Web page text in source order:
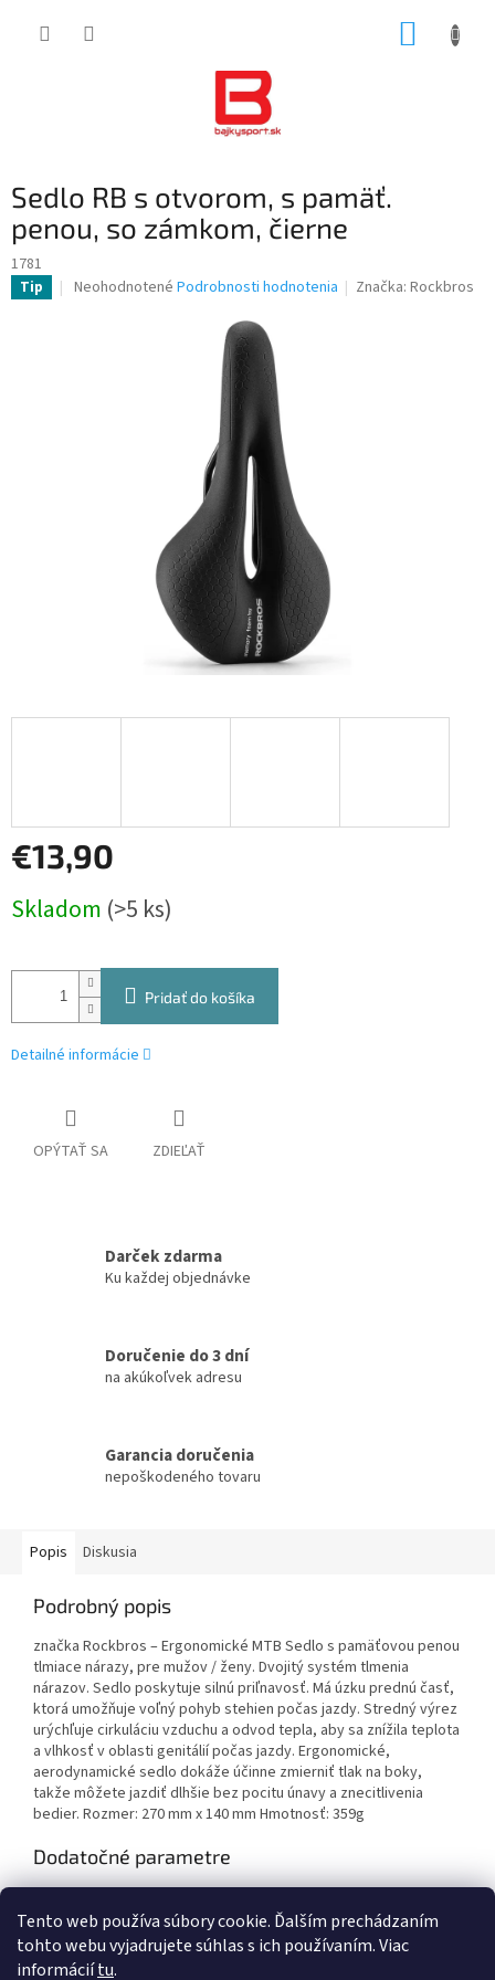
Tento web používa súbory cookie. Ďalším prechádzaním
tohto webu vyjadrujete súhlas s ich používaním. Viac
informáciítu.
Sedlo RB s otvorom, s pamäť.
penou, so zámkom, čierne
1781
Tip
Priemerné
Neohodnotené Podrobnosti hodnotenia Značka:Rockbros
€13,90
cena:
Skladom (>5 ks)
Pridať do košíka
Detailné informácie
OPÝTAŤ SA ZDIEĽAŤ
Darček zdarma
Ku každej objednávke
Doručenie do 3 dní
na akúkoľvek adresu
Garancia doručenia
nepoškodeného tovaru
Popis Diskusia
Podrobný popis
značka Rockbros – Ergonomické MTB Sedlo s pamäťovou penou
tlmiace nárazy, pre mužov / ženy. Dvojitý systém tlmenia
nárazov. Sedlo poskytuje silnú priľnavosť. Má úzku prednú časť,
ktorá umožňuje voľný pohyb stehien počas jazdy. Stredný výrez
urýchľuje cirkuláciu vzduchu a odvod tepla, aby sa znížila teplota
a vlhkosť v oblasti genitálií počas jazdy. Ergonomické,
aerodynamické sedlo dokáže účinne zmierniť tlak na boky,
takže môžete jazdiť dlhšie bez pocitu únavy a znecitlivenia
bedier. Rozmer: 270 mm x 140 mm Hmotnosť: 359g
Dodatočné parametre
Záruka: 2 roky